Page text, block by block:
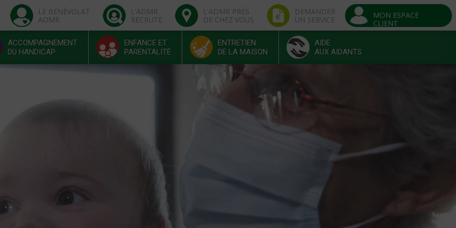
LE BÉNÉVOLAT
ADMR
L'ADMR
RECRUTE
L'ADMR PRÈS
DE CHEZ VOUS
DEMANDER
UN SERVICE
MON ESPACE
CLIENT
ACCOMPAGNEMENT
DU HANDICAP
ENFANCE ET
PARENTALITÉ
ENTRETIEN
DE LA MAISON
AIDE
AUX AIDANTS